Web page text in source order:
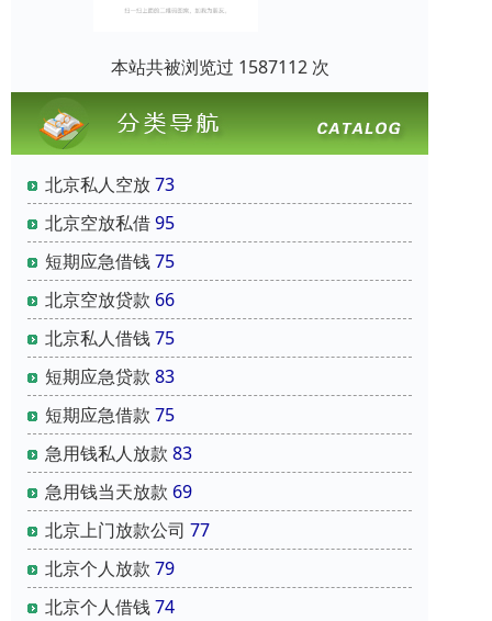
本站共被浏览过 1587112 次
北京私人空放73
北京空放私借95
短期应急借钱75
北京空放贷款 66
北京私人借钱75
短期应急贷款 83
短期应急借款 75
急用钱私人放款 83
急用钱当天放款 69
北京上门放款公司 77
北京个人放款 79
北京个人借钱74